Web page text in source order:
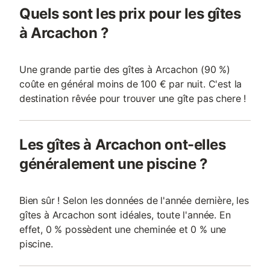
Quels sont les prix pour les gîtes
à Arcachon ?
Une grande partie des gîtes à Arcachon (90 %)
coûte en général moins de 100 € par nuit. C'est la
destination rêvée pour trouver une gîte pas chere !
Les gîtes à Arcachon ont-elles
généralement une piscine ?
Bien sûr ! Selon les données de l'année dernière, les
gîtes à Arcachon sont idéales, toute l'année. En
effet, 0 % possèdent une cheminée et 0 % une
piscine.